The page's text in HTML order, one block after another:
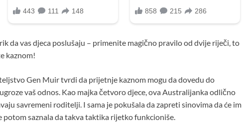
da vas djeca poslušaju – primenite magično pravilo od dvije riječi, to
kaznom!
Gen Muir tvrdi da prijetnje kaznom mogu da dovedu do
vaš odnos. Kao majka četvoro djece, ova Australijanka odlično
savremeni roditelji. I sama je pokušala da zapreti sinovima da će im
potom saznala da takva taktika rijetko funkcioniše.